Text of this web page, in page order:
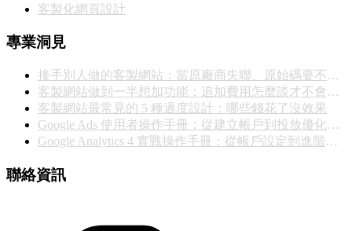
客製化網頁設計
專業洞見
接手別人做的客製網站：當原廠商失聯、原始碼要不回來，你能怎麼辦
客製網站做到一半想加功能：追加費用怎麼談才不會撕破臉
客製網站最常見的 5 種過度設計：哪些錢花了沒效果
Google Ads 使用者操作手冊：從建立帳戶到投放優化的完整實戰指南
Google Analytics 4 實戰操作手冊：從帳戶設定到進階報表完整教學
聯絡資訊